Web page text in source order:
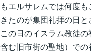
もエルサレムでは何度
きたのが集団礼拝の日
この日のイスラム教徒
含む旧市街の聖地）で